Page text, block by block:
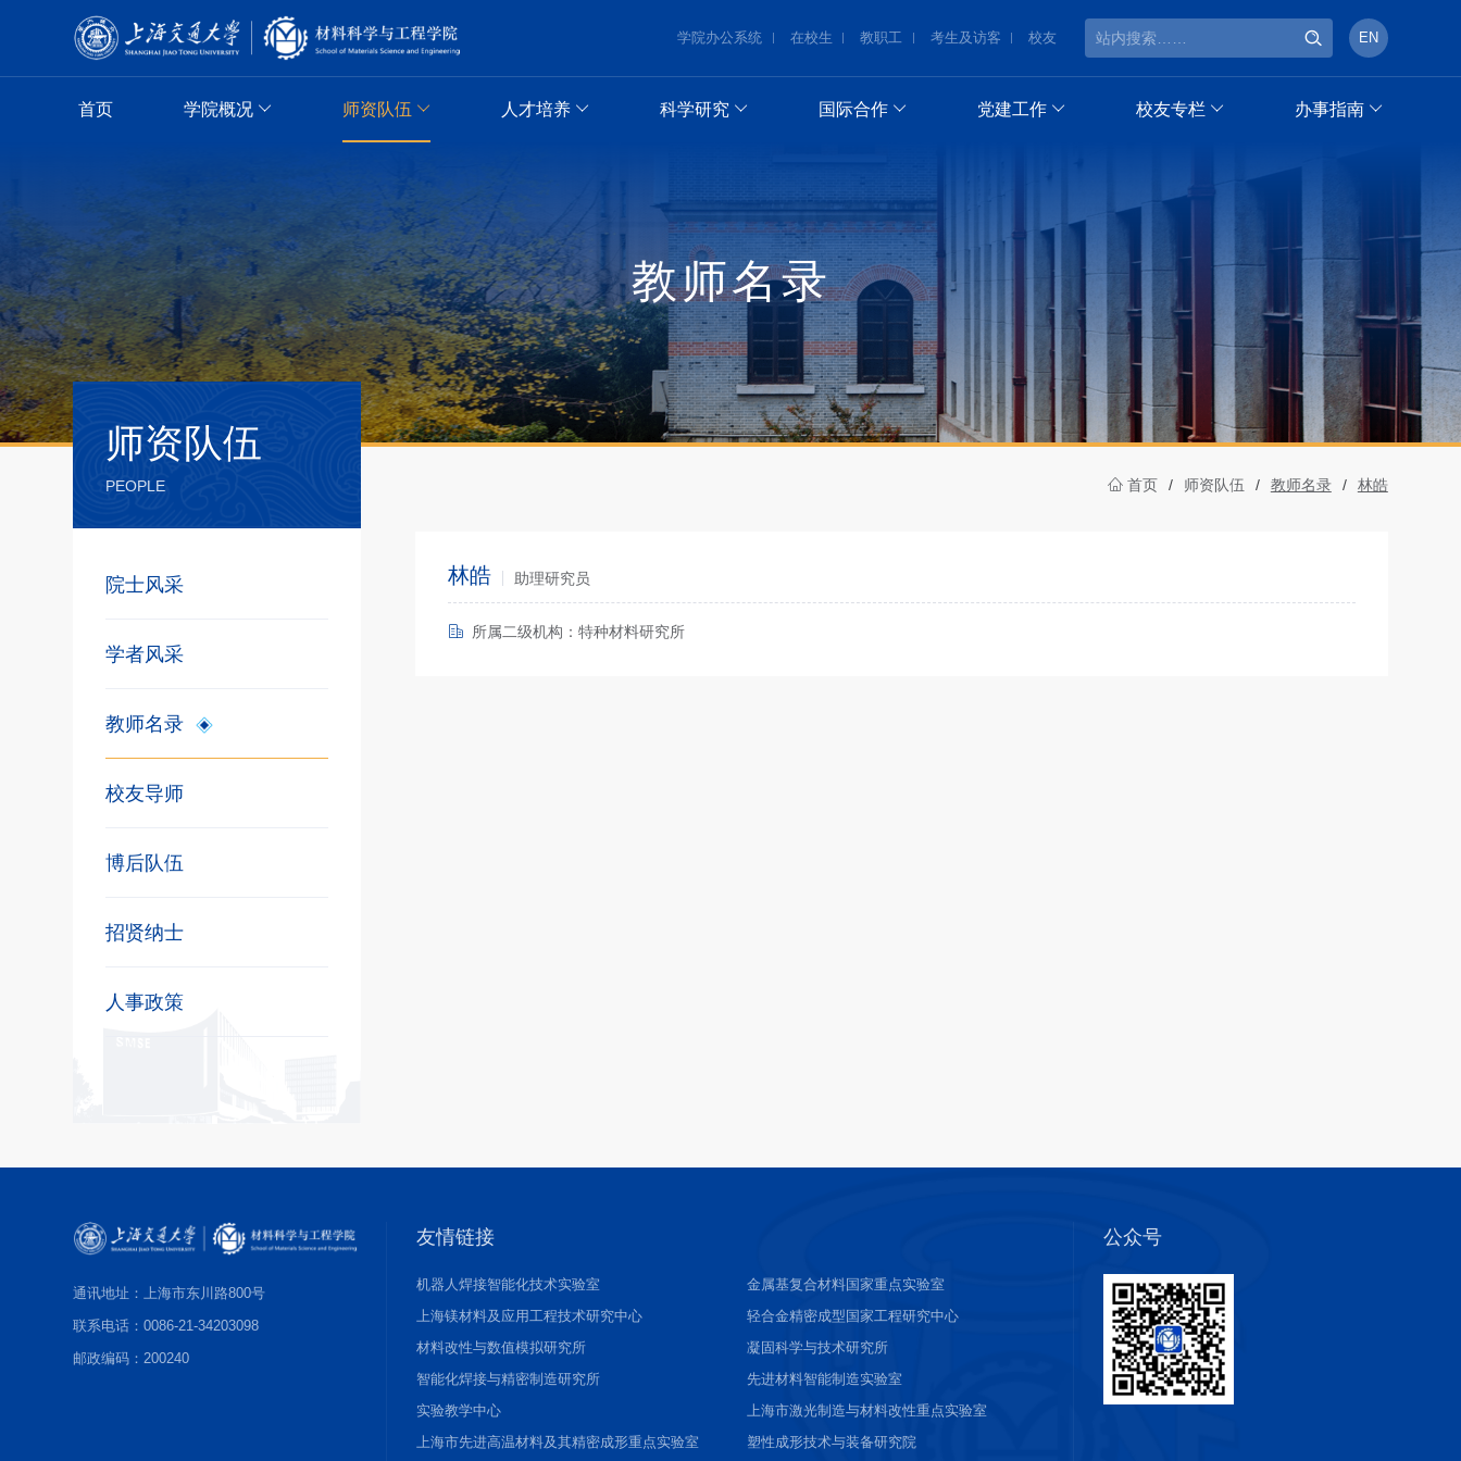
学院办公系统 在校生 教职工 考生及访客 校友 EN
首页 学院概况 师资队伍 人才培养 科学研究 国际合作 党建工作 校友专栏 办事指南
教师名录
首页 / 师资队伍 / 教师名录 / 林皓
师资队伍
PEOPLE
院士风采
学者风采
教师名录
校友导师
博后队伍
招贤纳士
人事政策
林皓 助理研究员
所属二级机构：特种材料研究所
通讯地址：上海市东川路800号
联系电话：0086-21-34203098
邮政编码：200240
友情链接
机器人焊接智能化技术实验室
上海镁材料及应用工程技术研究中心
材料改性与数值模拟研究所
智能化焊接与精密制造研究所
实验教学中心
上海市先进高温材料及其精密成形重点实验室
金属基复合材料国家重点实验室
轻合金精密成型国家工程研究中心
凝固科学与技术研究所
先进材料智能制造实验室
上海市激光制造与材料改性重点实验室
塑性成形技术与装备研究院
公众号